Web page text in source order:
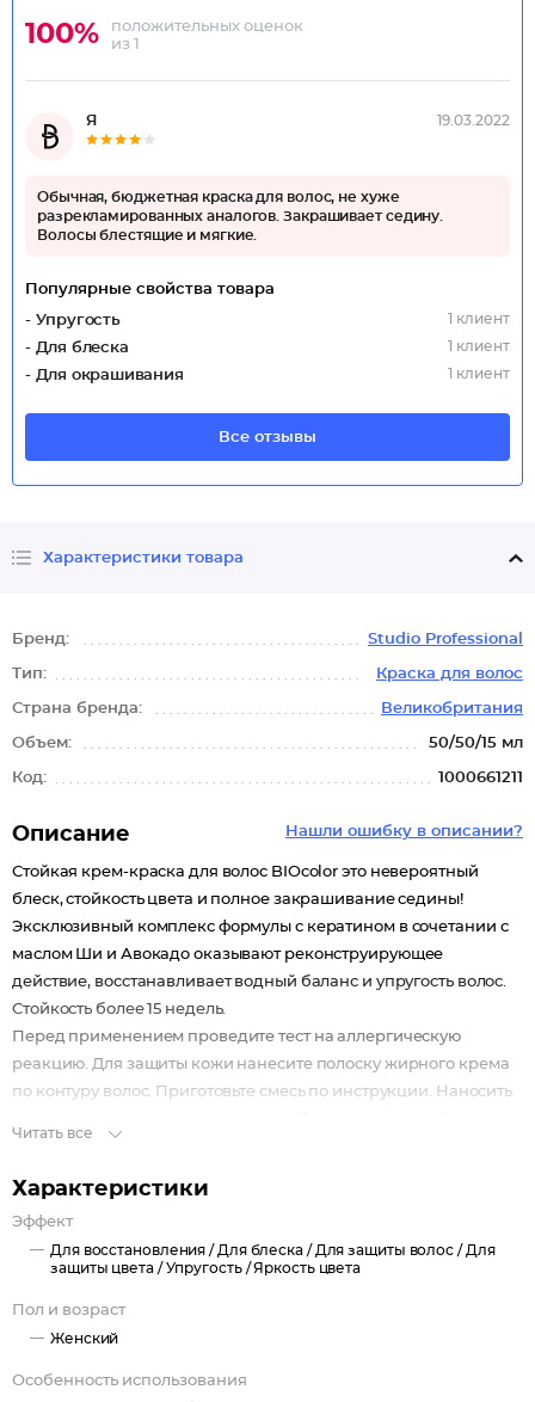
100%
положительных оценок
из 1
Я 19.03.2022
Обычная, бюджетная краска для волос, не хуже
разрекламированных аналогов. Закрашивает седину.
Волосы блестящие и мягкие.
Популярные свойства товара
- Упругость
1 клиент
- Для блеска 1 клиент
- Для окрашивания 1 клиент
Все отзывы
Характеристики товара
Бренд: Studio Professional
Тип: Краска для волос
Страна бренда: Великобритания
Объем: 50/50/15 мл
Код: 1000661211
Нашли ошибку в описании?
Описание
Стойкая крем-краска для волос BIOcolor это невероятный
блеск, стойкость цвета и полное закрашивание седины!
Эксклюзивный комплекс формулы с кератином в сочетании с
маслом Ши и Авокадо оказывают реконструирующее
действие, восстанавливает водный баланс и упругость волос.
Стойкость более 15 недель.
Перед применением проведите тест на аллергическую
реакцию. Для защиты кожи нанесите полоску жирного крема
по контуру волос. Приготовьте смесь по инструкции. Наносить
бальзам-кондиционер на 3 минуты, тщательно смойте.
Оксидант содержит перекись водорода! Крем-краска
содержит аммиак и фенилендиамины. Не используйте для
Читать все
Характеристики
Эффект
Для восстановления / Для блеска / Для защиты волос / Для
защиты цвета /Упругость /Яркость цвета
Пол и возраст
Женский
Особенность использования